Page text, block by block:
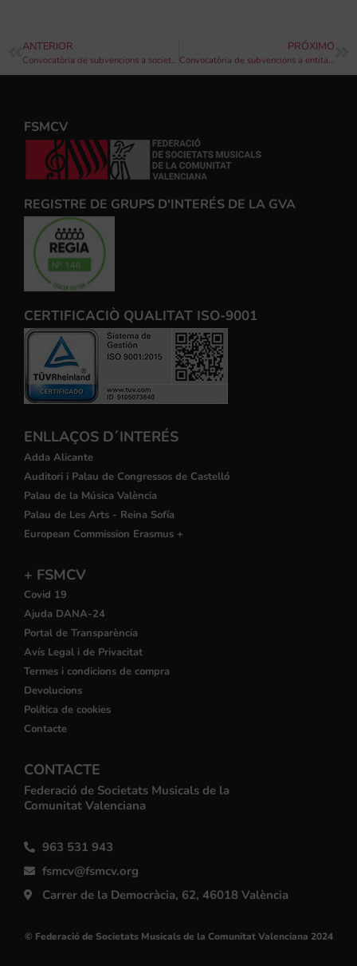
ANTERIOR
Convocatòria de subvencions a societats musicals, “Excel·lent, música de banda 2024”
PRÓXIMO
Convocatòria de subvencions a entitats sense ànim de lucre de la província de València, destinades a desenvolupar activitats que fomenten la igualtat entre dones i homes i/o en contra de la violència de gènere, 2024
FSMCV
REGISTRE DE GRUPS D'INTERÉS DE LA GVA
CERTIFICACIÒ QUALITAT ISO-9001
ENLLAÇOS D´INTERÉS
Adda Alicante
Auditori i Palau de Congressos de Castelló
Palau de la Música València
Palau de Les Arts - Reina Sofía
European Commission Erasmus +
+ FSMCV
Covid 19
Ajuda DANA-24
Portal de Transparència
Avís Legal i de Privacitat
Termes i condicions de compra
Devolucions
Política de cookies
Contacte
CONTACTE
Federació de Societats Musicals de la
Comunitat Valenciana
963 531 943
fsmcv@fsmcv.org
Carrer de la Democràcia, 62, 46018 València
© Federació de Societats Musicals de la Comunitat Valenciana 2024